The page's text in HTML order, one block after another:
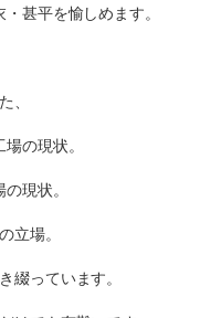
甚平を愉しめます。
、
の現状。
現状。
立場。
綴っています。